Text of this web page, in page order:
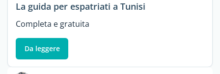
La guida per espatriati a Tunisi
Completa e gratuita
Da leggere